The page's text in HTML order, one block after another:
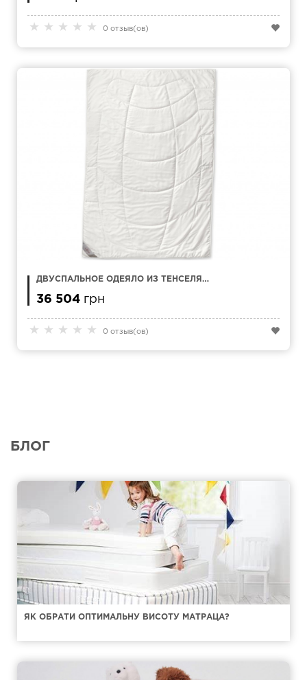
★ ★ ★ ★ ★ 0 отзыв(ов)
★ ★ ★ ★ ★ 0 отзыв(ов)
ДВУСПАЛЬНОЕ ОДЕЯЛО ИЗ ТЕНСЕЛЯ
36 504 грн
БЛОГ
ЯК ОБРАТИ ОПТИМАЛЬНУ ВИСОТУ МАТРАЦА?